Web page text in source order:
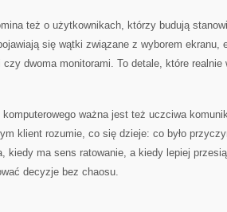
też o użytkownikach, którzy budują
się wątki związane z wyborem ekranu,
czy dwoma monitorami. To detale, które realnie
ważna jest też uczciwa
klient rozumie, co się dzieje: co było
kiedy ma sens ratowanie, a kiedy lepiej
decyzje bez chaosu.